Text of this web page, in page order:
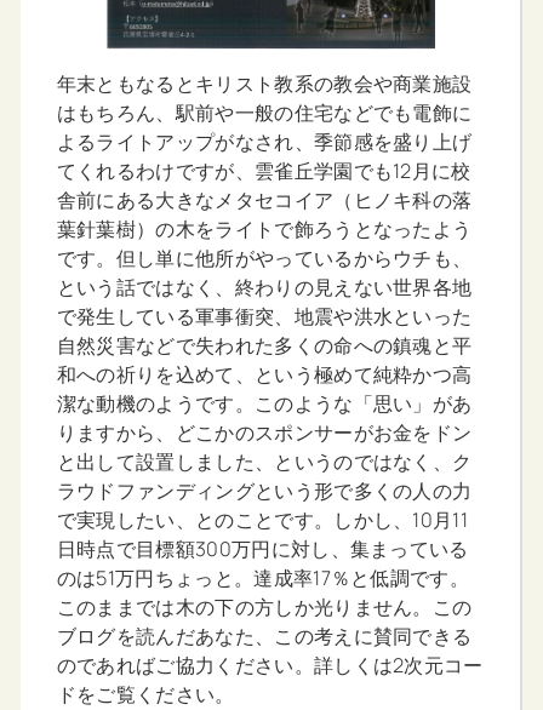
年末ともなるとキリスト教系の教会や商業施設
はもちろん、駅前や一般の住宅などでも電飾に
よるライトアップがなされ、季節感を盛り上げ
てくれるわけですが、雲雀丘学園でも12月に校
舎前にある大きなメタセコイア（ヒノキ科の落
葉針葉樹）の木をライトで飾ろうとなったよう
です。但し単に他所がやっているからウチも、
という話ではなく、終わりの見えない世界各地
で発生している軍事衝突、地震や洪水といった
自然災害などで失われた多くの命への鎮魂と平
和への祈りを込めて、という極めて純粋かつ高
潔な動機のようです。このような「思い」があ
りますから、どこかのスポンサーがお金をドン
と出して設置しました、というのではなく、ク
ラウドファンディングという形で多くの人の力
で実現したい、とのことです。しかし、10月11
日時点で目標額300万円に対し、集まっている
のは51万円ちょっと。達成率17％と低調です。
このままでは木の下の方しか光りません。この
ブログを読んだあなた、この考えに賛同できる
のであればご協力ください。詳しくは2次元コー
ドをご覧ください。